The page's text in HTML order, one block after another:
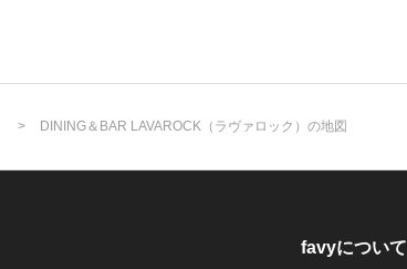
DINING＆BAR LAVAROCK（ラヴァロック）の地図
favyについて